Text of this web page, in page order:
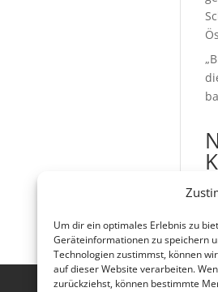
Um dir ein optimales Erlebnis zu
Geräteinformationen zu speichern
Technologien zustimmst, können
auf dieser Website verarbeiten.
zurückziehst, können bestimmte